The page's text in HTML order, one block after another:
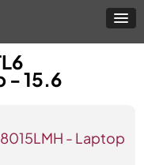
- 15.6
- Laptop